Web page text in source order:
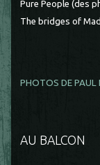
Pure People (des
The bridges of
PHOTOS DE PAUL
AU BALCON